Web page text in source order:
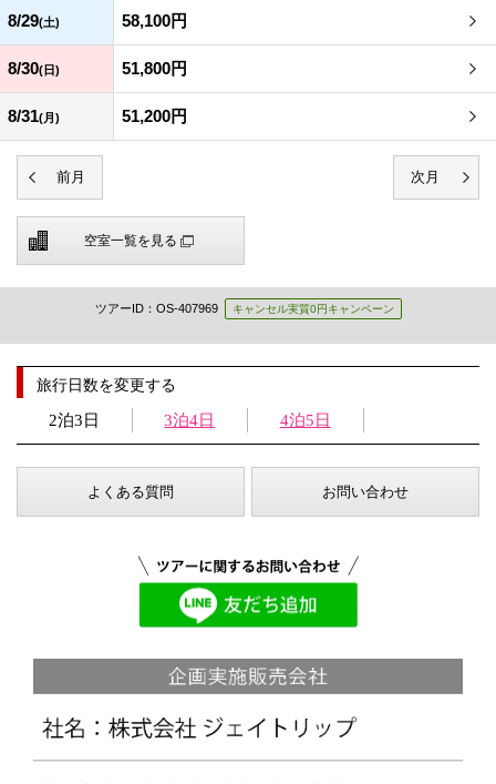
8/29(土) 58,100円
8/30(日) 51,800円
8/31(月) 51,200円
空室一覧を見る
ツアーID：OS-407969 キャンセル実質0円キャンペーン
旅行日数を変更する
2泊3日 3泊4日 4泊5日
よくある質問 お問い合わせ